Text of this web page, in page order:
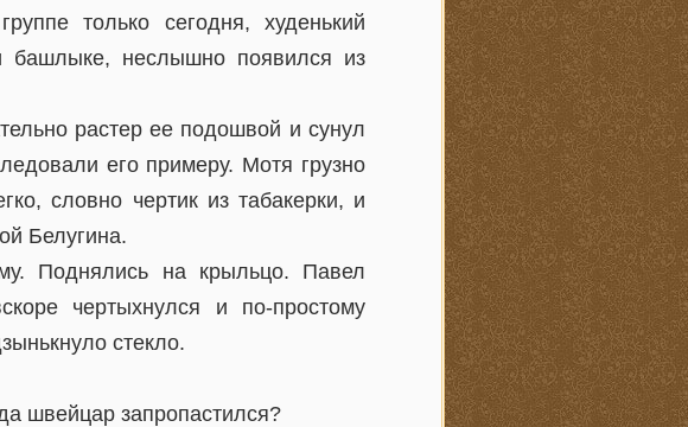
только сегодня, худенький
башлыке, неслышно появился из
растер ее подошвой и сунул
его примеру. Мотя грузно
словно чертик из табакерки, и
Белугина.
Поднялись на крыльцо. Павел
чертыхнулся и по-простому
стекло.
швейцар запропастился?